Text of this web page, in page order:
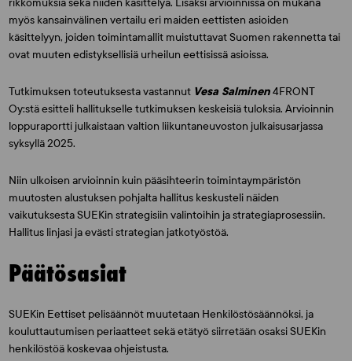
rikkomuksia sekä niiden käsittelyä. Lisäksi arvioinnissa on mukana
myös kansainvälinen vertailu eri maiden eettisten asioiden
käsittelyyn, joiden toimintamallit muistuttavat Suomen rakennetta tai
ovat muuten edistyksellisiä urheilun eettisissä asioissa.
Tutkimuksen toteutuksesta vastannut Vesa Salminen4FRONT
Oy:stä esitteli hallitukselle tutkimuksen keskeisiä tuloksia. Arvioinnin
loppuraportti julkaistaan valtion liikuntaneuvoston julkaisusarjassa
syksyllä 2025.
Niin ulkoisen arvioinnin kuin pääsihteerin toimintaympäristön
muutosten alustuksen pohjalta hallitus keskusteli näiden
vaikutuksesta SUEKin strategisiin valintoihin ja strategiaprosessiin.
Hallitus linjasi ja evästi strategian jatkotyöstöä.
Päätösasiat
SUEKin Eettiset pelisäännöt muutetaan Henkilöstösäännöksi, ja
kouluttautumisen periaatteet sekä etätyö siirretään osaksi SUEKin
henkilöstöä koskevaa ohjeistusta.